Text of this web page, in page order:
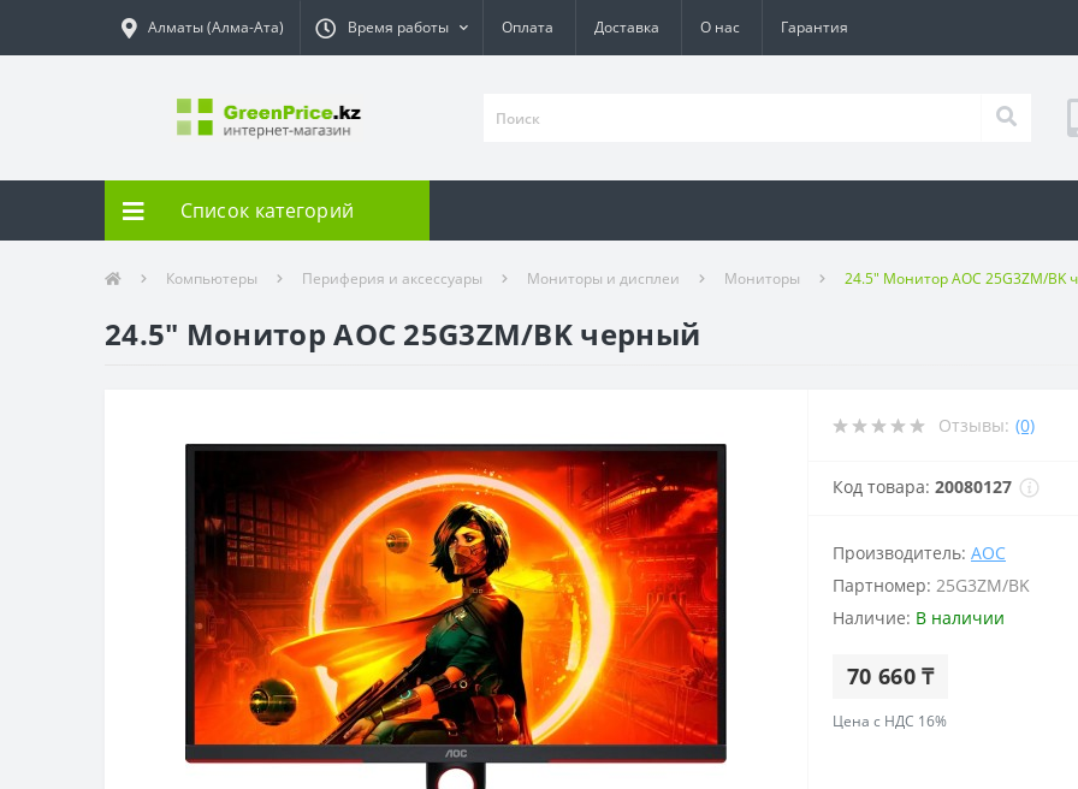
Алматы (Алма-Ата) Время работы Оплата Доставка О нас Гарантия
Список категорий
Компьютеры Периферия и аксессуары Мониторы и дисплеи Мониторы 24.5" Монитор AOC 25G3ZM/BK
24.5" Монитор AOC 25G3ZM/BK черный
Отзывы: (0)
Код товара: 20080127
Производитель: AOC
Партномер: 25G3ZM/BK
Наличие: В наличии
70 660 ₸
Цена с НДС 16%